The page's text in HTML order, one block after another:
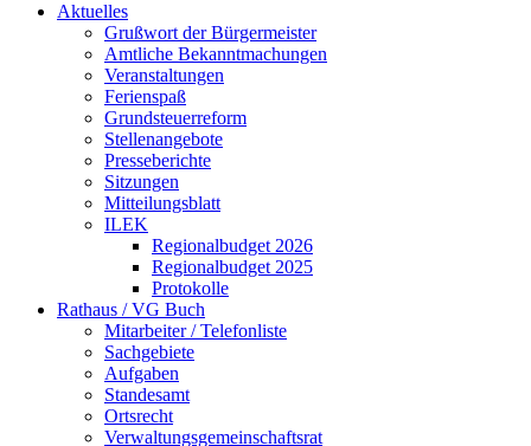
Aktuelles
Grußwort der Bürgermeister
Amtliche Bekanntmachungen
Veranstaltungen
Ferienspaß
Grundsteuerreform
Stellenangebote
Presseberichte
Sitzungen
Mitteilungsblatt
ILEK
Regionalbudget 2026
Regionalbudget 2025
Protokolle
Rathaus / VG Buch
Mitarbeiter / Telefonliste
Sachgebiete
Aufgaben
Standesamt
Ortsrecht
Verwaltungsgemeinschaftsrat